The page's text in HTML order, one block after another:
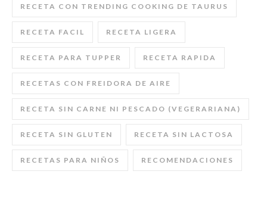
RECETA CON TRENDING COOKING DE TAURUS
RECETA FACIL RECETA LIGERA
RECETA PARA TUPPER RECETA RAPIDA
RECETAS CON FREIDORA DE AIRE
RECETA SIN CARNE NI PESCADO (VEGERARIANA)
RECETA SIN GLUTEN RECETA SIN LACTOSA
RECETAS PARA NIÑOS RECOMENDACIONES